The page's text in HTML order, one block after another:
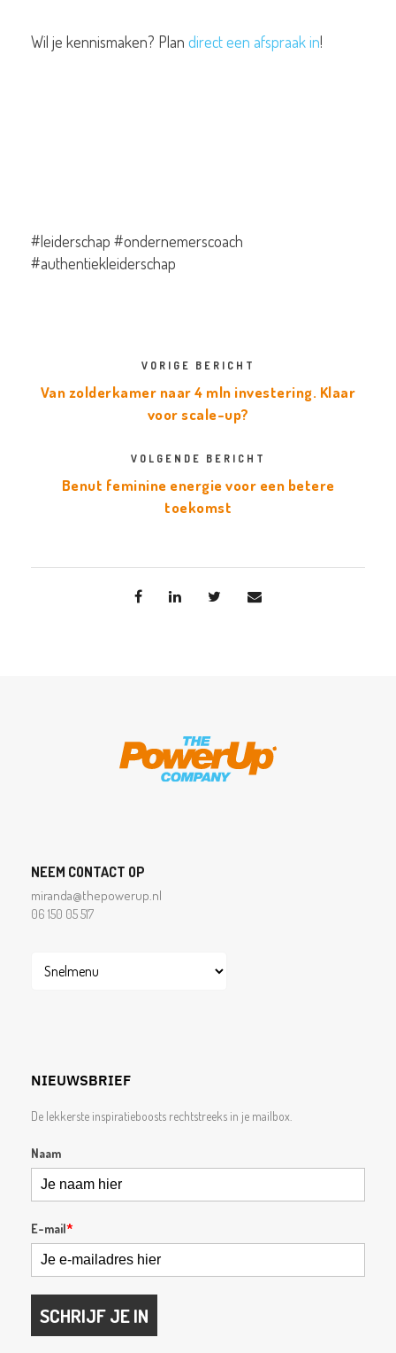
Wil je kennismaken? Plan direct een afspraak in!
#leiderschap #ondernemerscoach
#authentiekleiderschap
VORIGE BERICHT
Van zolderkamer naar 4 mln investering. Klaar
voor scale-up?
VOLGENDE BERICHT
Benut feminine energie voor een betere
toekomst
NEEM CONTACT OP
miranda@thepowerup.nl
06 150 05 517
NIEUWSBRIEF
De lekkerste inspiratieboosts rechtstreeks in je mailbox.
Naam
E-mail*
SCHRIJF JE IN